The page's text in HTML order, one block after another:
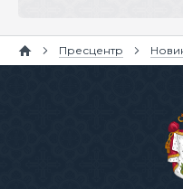
Пресцентр